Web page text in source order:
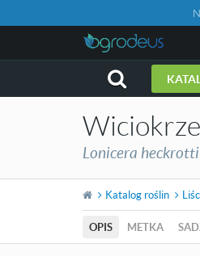
Lonicera
Katalog roślin
OPIS METKA